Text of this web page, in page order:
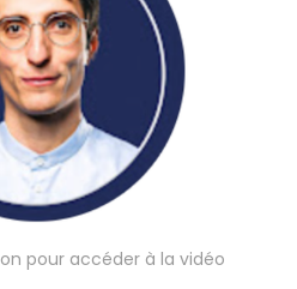
pour accéder à la vidéo